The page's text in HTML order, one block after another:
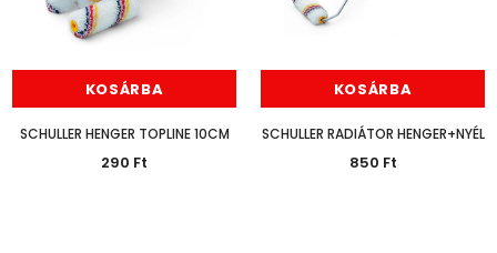
KOSÁRBA
SCHULLER HENGER TOPLINE 10CM
290 Ft
KOSÁRBA
SCHULLER RADIÁTOR HENGER+NYÉL
850 Ft